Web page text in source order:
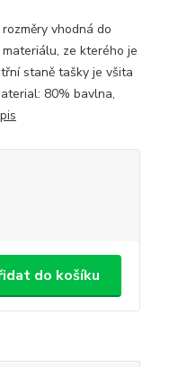
vhodná do
ze kterého je
staně tašky je všita
80% bavlna,
do košíku